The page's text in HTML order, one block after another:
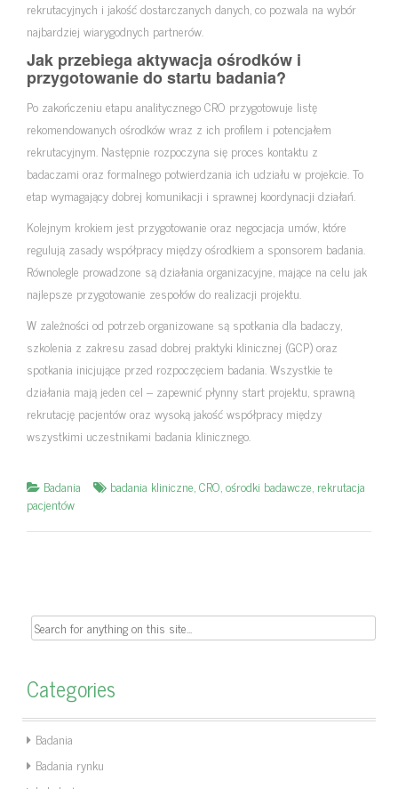
rekrutacyjnych i jakość dostarczanych danych, co pozwala na wybór
najbardziej wiarygodnych partnerów.
Jak przebiega aktywacja ośrodków i
przygotowanie do startu badania?
Po zakończeniu etapu analitycznego CRO przygotowuje listę
rekomendowanych ośrodków wraz z ich profilem i potencjałem
rekrutacyjnym. Następnie rozpoczyna się proces kontaktu z
badaczami oraz formalnego potwierdzania ich udziału w projekcie. To
etap wymagający dobrej komunikacji i sprawnej koordynacji działań.
Kolejnym krokiem jest przygotowanie oraz negocjacja umów, które
regulują zasady współpracy między ośrodkiem a sponsorem badania.
Równolegle prowadzone są działania organizacyjne, mające na celu jak
najlepsze przygotowanie zespołów do realizacji projektu.
W zależności od potrzeb organizowane są spotkania dla badaczy,
szkolenia z zakresu zasad dobrej praktyki klinicznej (GCP) oraz
spotkania inicjujące przed rozpoczęciem badania. Wszystkie te
działania mają jeden cel – zapewnić płynny start projektu, sprawną
rekrutację pacjentów oraz wysoką jakość współpracy między
wszystkimi uczestnikami badania klinicznego.
Badania badania kliniczne,CRO,ośrodki badawcze, rekrutacja
pacjentów
Search
Categories
Badania
Badania rynku